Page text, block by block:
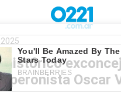
La Plata
histórico
peronista Oscar